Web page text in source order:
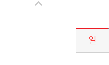
시정소식>시정 캘린더 게시판의 (2024년 01월) 달력형태로 일정명, 일정내용을 제공합니다.
일